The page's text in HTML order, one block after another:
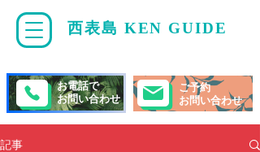
西表島 KEN GUIDE
ご予約
お問い合わせ
お電話で
お問い合わせ
記事